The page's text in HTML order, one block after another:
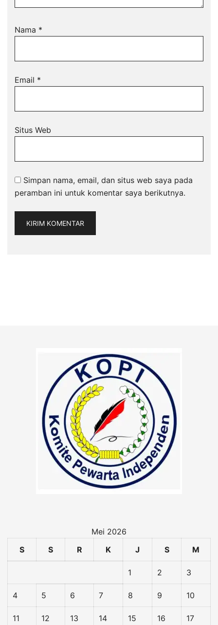
Nama *
Email *
Situs Web
Simpan nama, email, dan situs web saya pada
peramban ini untuk komentar saya berikutnya.
Mei 2026
S
S R K J S M
1 2 3
4 5 6 7 8 9 10
11 12 13 14 15 16 17